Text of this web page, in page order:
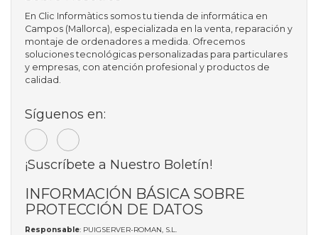
En Clic Informàtics somos tu tienda de informática en
Campos (Mallorca), especializada en la venta, reparación y
montaje de ordenadores a medida. Ofrecemos
soluciones tecnológicas personalizadas para particulares
y empresas, con atención profesional y productos de
calidad.
Síguenos en:
¡Suscríbete a Nuestro Boletín!
INFORMACIÓN BÁSICA SOBRE
PROTECCIÓN DE DATOS
Responsable: PUIGSERVER-ROMAN, S.L.